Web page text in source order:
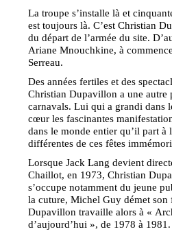
La troupe s’installe là et
est toujours là. C’est Christian
du départ de l’armée du site.
Ariane Mnouchkine, à
Serreau.
Des années fertiles et des
Christian Dupavillon a une autre
carnavals. Lui qui a grandi dans
cœur les fascinantes
dans le monde entier qu’il part à
différentes de ces fêtes
Lorsque Jack Lang devient
Chaillot, en 1973, Christian
s’occupe notamment du jeune
la cuture, Michel Guy démet son
Dupavillon travaille alors à «
d’aujourd’hui », de 1978 à 1981.